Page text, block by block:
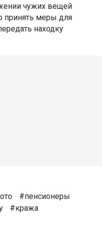
чужих вещей
принять меры для
находку
#пенсионеры
#кража